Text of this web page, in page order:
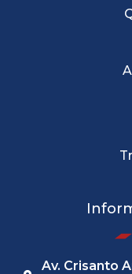
Av. Crisanto